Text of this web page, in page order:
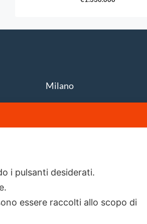
Milano
i pulsanti desiderati.
essere raccolti allo scopo di